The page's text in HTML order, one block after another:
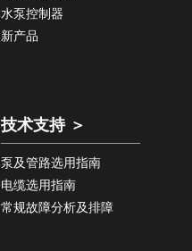
水泵控制器
新产品
技术支持 ＞
泵及管路选用指南
电缆选用指南
常规故障分析及排障